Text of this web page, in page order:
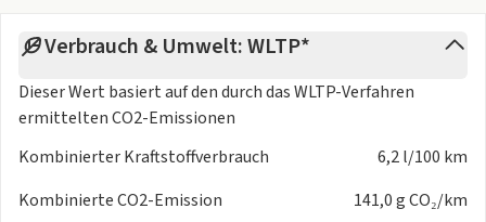
Verbrauch & Umwelt: WLTP*
Dieser Wert basiert auf den durch dasWLTP-Verfahren
ermittelten CO2-Emissionen
Kombinierter Kraftstoffverbrauch
6,2 l/100 km
Kombinierte CO2-Emission
141,0 g CO₂/km